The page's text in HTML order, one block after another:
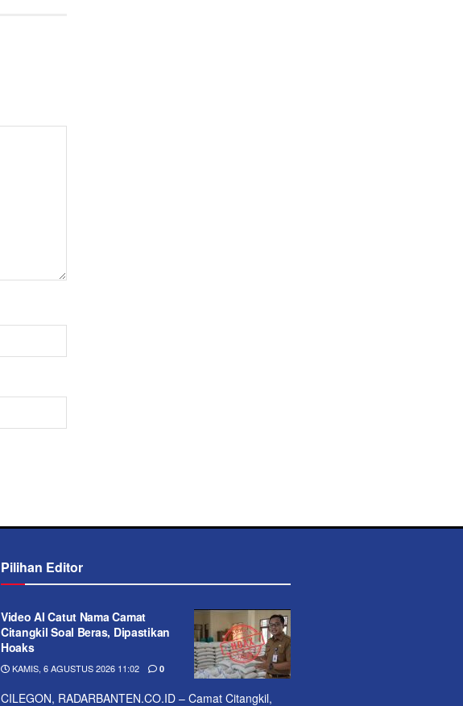
Pilihan Editor
Video AI Catut Nama Camat
Citangkil Soal Beras, Dipastikan
Hoaks
KAMIS, 6 AGUSTUS 2026 11:02 0
CILEGON, RADARBANTEN.CO.ID – Camat Citangkil,